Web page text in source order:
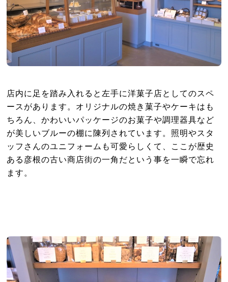
店内に足を踏み入れると左手に洋菓子店としてのスペ
ースがあります。オリジナルの焼き菓子やケーキはも
ちろん、かわいいパッケージのお菓子や調理器具など
が美しいブルーの棚に陳列されています。照明やスタ
ッフさんのユニフォームも可愛らしくて、ここが歴史
ある彦根の古い商店街の一角だという事を一瞬で忘れ
ます。